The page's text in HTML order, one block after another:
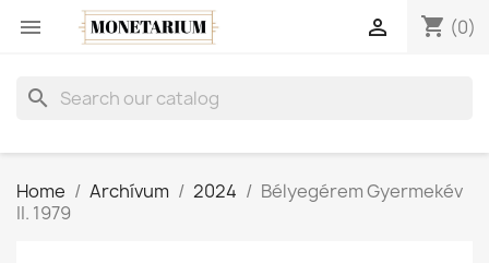
 shopping_cart (0)

search
Home Archívum 2024
Bélyegérem Gyermekév
II. 1979